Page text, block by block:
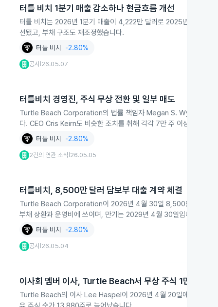
터틀 비치 1분기 매출 감소하나 현금흐름 개선
터틀 비치는 2026년 1분기 매출이 4,222만 달러로 2025년보다 줄
선됐고, 부채 구조도 재조정했습니다.
터틀 비치 -2.80%
공시 26.05.07
터틀비치 경영진, 주식 무상 전환 및 일부 매도
Turtle Beach Corporation의 법률 책임자 Megan S. Wynne이
다. CEO Cris Keirn도 비슷한 조치를 취해 각각 7만 주 이상을 보유
터틀 비치 -2.80%
2건의 연관 소식 26.05.05
터틀비치, 8,500만 달러 담보부 대출 계약 체결
Turtle Beach Corporation이 2026년 4월 30일 8,500만 달러 규모
부채 상환과 운영비에 쓰이며, 만기는 2029년 4월 30일입니다.
터틀 비치 -2.80%
공시 26.05.04
이사회 멤버 이사, Turtle Beach서 무상 주식 1만3880
Turtle Beach의 이사 Lee Haspel이 2026년 4월 20일에 제한 주식